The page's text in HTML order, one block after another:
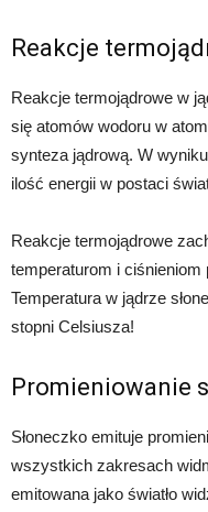
Reakcje
Reakcje termojądrowe w
się atomów wodoru w
synteza jądrową. W
ilość energii w postaci
Reakcje termojądrowe
temperaturom i ciśnieniom
Temperatura w jądrze
stopni Celsiusza!
Promieniowanie
Słoneczko emituje
wszystkich zakresach
emitowana jako światło